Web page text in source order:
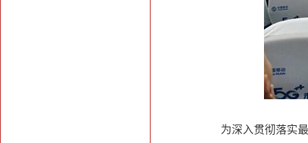
为深入贯彻落实最